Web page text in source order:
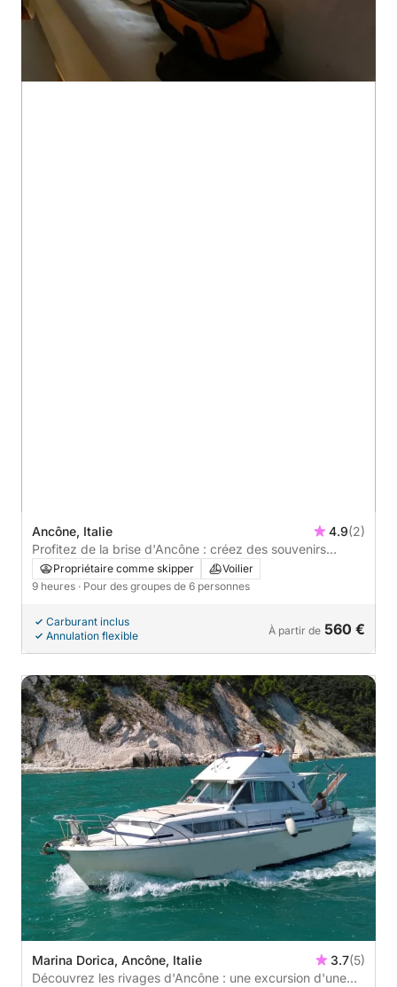
Ancône, Italie 4.9(2)
Profitez de la brise d'Ancône : créez des souvenirs
inoubliables à bord de ce Rimar 36 Sport, mât hissé.
Propriétaire comme skipper
Voilier
9 heures · Pour des groupes de 6 personnes
Carburant inclus
Annulation flexible
À partir de 560 €
Marina Dorica, Ancône, Italie 3.7(5)
Découvrez les rivages d'Ancône : une excursion d'une